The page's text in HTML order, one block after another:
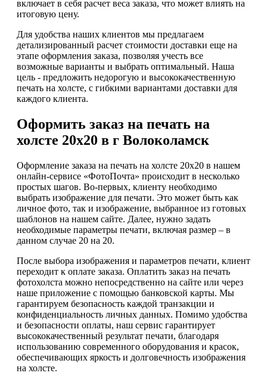
включает в себя расчет веса заказа, что может влиять на
итоговую цену.
Для удобства наших клиентов мы предлагаем
детализированный расчет стоимости доставки еще на
этапе оформления заказа, позволяя учесть все
возможные варианты и выбрать оптимальный. Наша
цель - предложить недорогую и высококачественную
печать на холсте, с гибкими вариантами доставки для
каждого клиента.
Оформить заказ на печать на
холсте 20х20 в г Волоколамск
Оформление заказа на печать на холсте 20х20 в нашем
онлайн-сервисе «ФотоПочта» происходит в несколько
простых шагов. Во-первых, клиенту необходимо
выбрать изображение для печати. Это может быть как
личное фото, так и изображение, выбранное из готовых
шаблонов на нашем сайте. Далее, нужно задать
необходимые параметры печати, включая размер – в
данном случае 20 на 20.
После выбора изображения и параметров печати, клиент
переходит к оплате заказа. Оплатить заказ на печать
фотохолста можно непосредственно на сайте или через
наше приложение с помощью банковской карты. Мы
гарантируем безопасность каждой транзакции и
конфиденциальность личных данных. Помимо удобства
и безопасности оплаты, наш сервис гарантирует
высококачественный результат печати, благодаря
использованию современного оборудования и красок,
обеспечивающих яркость и долговечность изображения
на холсте.